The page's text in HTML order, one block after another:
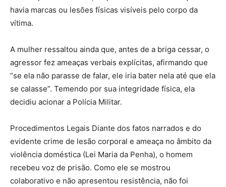
havia marcas ou lesões físicas visíveis pelo corpo da
vítima.
A mulher ressaltou ainda que, antes de a briga cessar, o
agressor fez ameaças verbais explícitas, afirmando que
“se ela não parasse de falar, ele iria bater nela até que ela
se calasse”. Temendo por sua integridade física, ela
decidiu acionar a Polícia Militar.
Procedimentos Legais Diante dos fatos narrados e do
evidente crime de lesão corporal e ameaça no âmbito da
violência doméstica (Lei Maria da Penha), o homem
recebeu voz de prisão. Como ele se mostrou
colaborativo e não apresentou resistência, não foi